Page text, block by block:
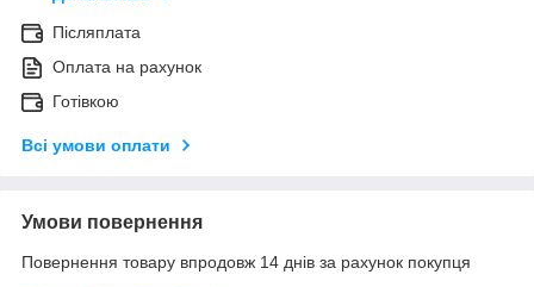
Післяплата
Оплата на рахунок
Готівкою
Всі умови оплати
Умови повернення
Повернення товару впродовж 14 днів за рахунок покупця